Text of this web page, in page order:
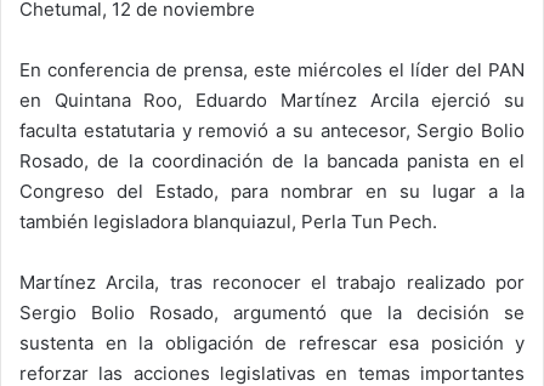
Chetumal, 12 de noviembre
En conferencia de prensa, este miércoles el líder del PAN
en Quintana Roo, Eduardo Martínez Arcila ejerció su
faculta estatutaria y removió a su antecesor, Sergio Bolio
Rosado, de la coordinación de la bancada panista en el
Congreso del Estado, para nombrar en su lugar a la
también legisladora blanquiazul, Perla Tun Pech.
Martínez Arcila, tras reconocer el trabajo realizado por
Sergio Bolio Rosado, argumentó que la decisión se
sustenta en la obligación de refrescar esa posición y
reforzar las acciones legislativas en temas importantes